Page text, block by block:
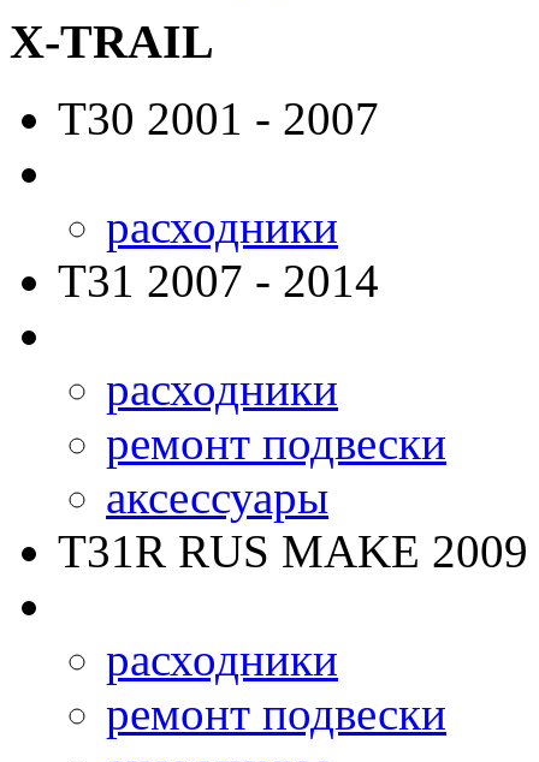
X-TRAIL
T30 2001 - 2007
расходники
T31 2007 - 2014
расходники
ремонт подвески
аксессуары
T31R RUS MAKE 2009
расходники
ремонт подвески